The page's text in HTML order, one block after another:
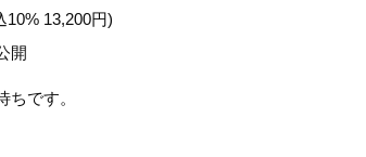
10% 13,200円)
開
ちです。